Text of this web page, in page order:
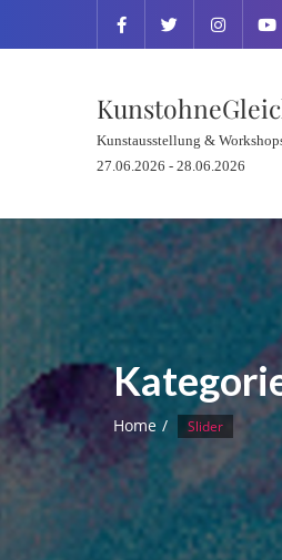
Kunstausstellung &
27.06.2026 - 28.06.2026
Home Slider